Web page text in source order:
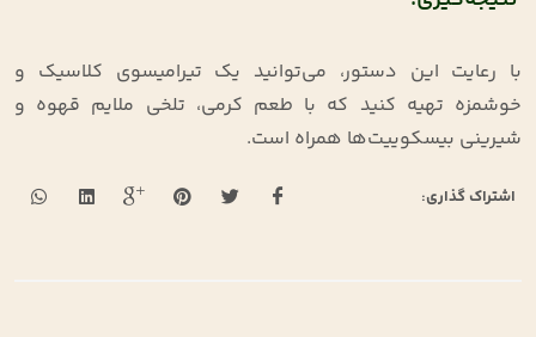
با رعایت این دستور، می‌توانید یک تیرامیسوی کلاسیک و
خوشمزه تهیه کنید که با طعم کرمی، تلخی ملایم قهوه و
شیرینی بیسکوییت‌ها همراه است.
اشتراک گذاری: